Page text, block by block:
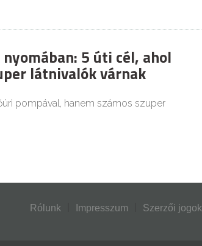
5 úti cél, ahol
látnivalók várnak
pompával, hanem számos szuper
Rólunk Impresszum Szerzői jogok